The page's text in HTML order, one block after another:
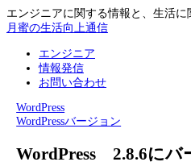
エンジニアに関する情報と、生活
月蜜の生活向上通信
エンジニア
情報発信
お問い合わせ
WordPress
WordPressバージョン
WordPress 2.8.6にバ